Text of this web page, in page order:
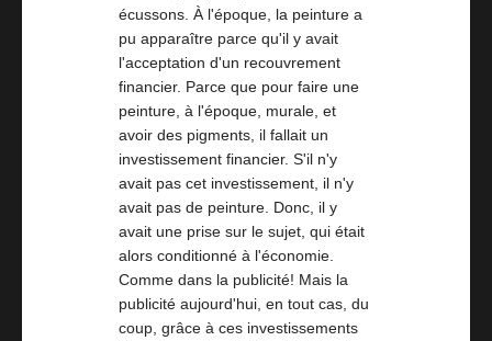
écussons. À l'époque, la peinture a
pu apparaître parce qu'il y avait
l'acceptation d'un recouvrement
financier. Parce que pour faire une
peinture, à l'époque, murale, et
avoir des pigments, il fallait un
investissement financier. S'il n'y
avait pas cet investissement, il n'y
avait pas de peinture. Donc, il y
avait une prise sur le sujet, qui était
alors conditionné à l'économie.
Comme dans la publicité! Mais la
publicité aujourd'hui, en tout cas, du
coup, grâce à ces investissements